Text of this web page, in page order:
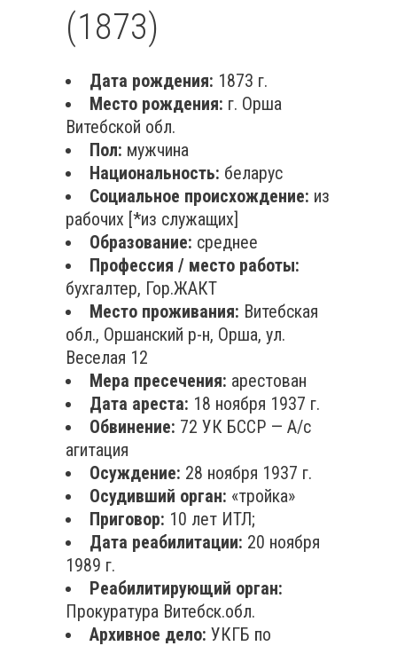
(1873)
Дата рождения: 1873 г.
Место рождения: г. Орша
Витебской обл.
Пол: мужчина
Национальность: беларус
Социальное происхождение: из
рабочих [*из служащих]
Образование: среднее
Профессия / место работы:
бухгалтер, Гор.ЖАКТ
Место проживания: Витебская
обл., Оршанский р-н, Орша, ул.
Веселая 12
Мера пресечения: арестован
Дата ареста: 18 ноября 1937 г.
Обвинение: 72 УК БССР — А/с
агитация
Осуждение: 28 ноября 1937 г.
Осудивший орган: «тройка»
Приговор: 10 лет ИТЛ;
Дата реабилитации: 20 ноября
1989 г.
Реабилитирующий орган:
Прокуратура Витебск.обл.
Архивное дело: УКГБ по